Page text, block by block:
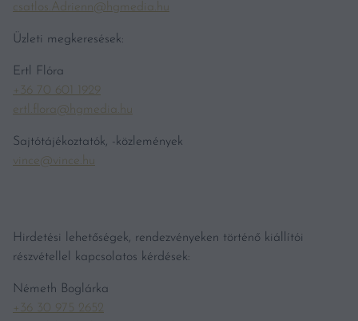
csatlos.Adrienn@hgmedia.hu
Üzleti megkeresések:
Ertl Flóra
+36 70 601 1929
ertl.flora@hgmedia.hu
Sajtótájékoztatók, -közlemények
vince@vince.hu
Hirdetési lehetőségek, rendezvényeken történő kiállítói
részvétellel kapcsolatos kérdések:
Németh Boglárka
+36 30 975 2652